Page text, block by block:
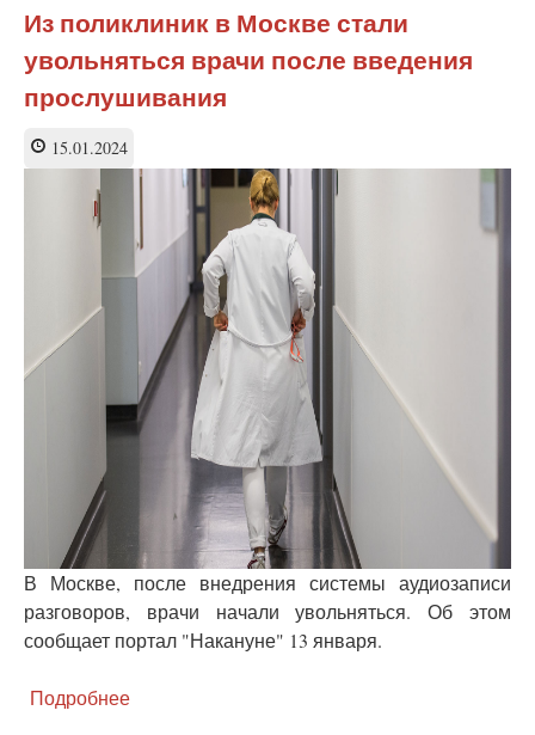
и
учителей
заменит
интеллект?
Из поликлиник в Москве стали
увольняться врачи после введения
прослушивания
15.01.2024
В Москве, после внедрения системы аудиозаписи
разговоров, врачи начали увольняться. Об этом
сообщает портал "Накануне" 13 января.
Подробнее